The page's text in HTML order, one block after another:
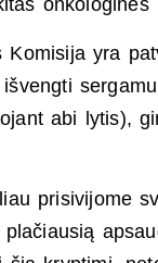
Komisija yra
abi lytis),
prisivijome